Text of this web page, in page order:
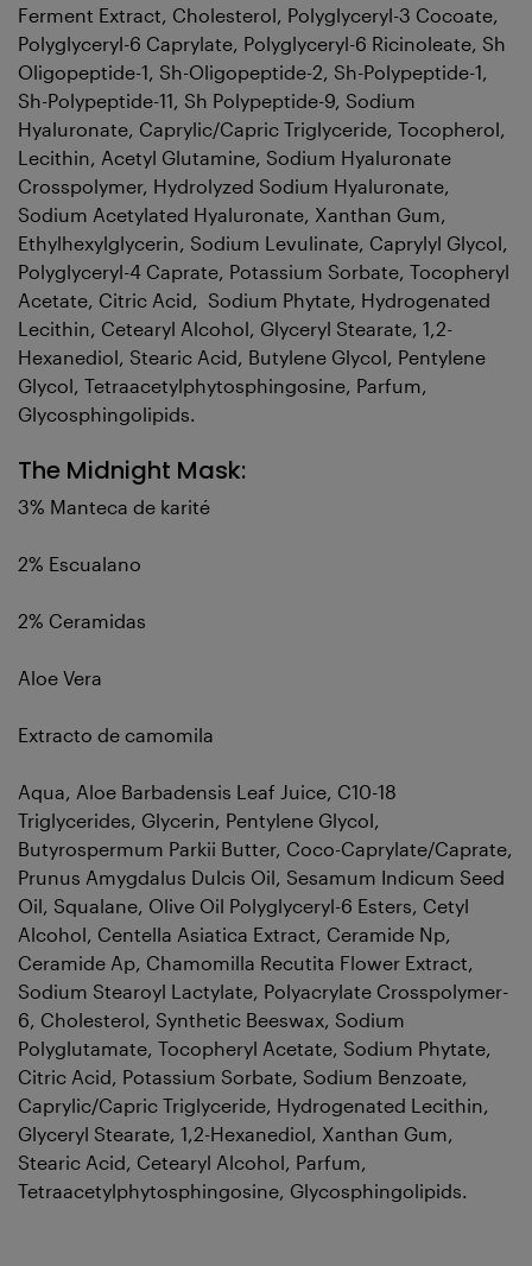
Ferment Extract, Cholesterol, Polyglyceryl-3 Cocoate,
Polyglyceryl-6 Caprylate, Polyglyceryl-6 Ricinoleate, Sh
Oligopeptide-1, Sh-Oligopeptide-2, Sh-Polypeptide-1,
Sh-Polypeptide-11, Sh Polypeptide-9, Sodium
Hyaluronate, Caprylic/Capric Triglyceride, Tocopherol,
Lecithin, Acetyl Glutamine, Sodium Hyaluronate
Crosspolymer, Hydrolyzed Sodium Hyaluronate,
Sodium Acetylated Hyaluronate, Xanthan Gum,
Ethylhexylglycerin, Sodium Levulinate, Caprylyl Glycol,
Polyglyceryl-4 Caprate, Potassium Sorbate, Tocopheryl
Acetate, Citric Acid, Sodium Phytate, Hydrogenated
Lecithin, Cetearyl Alcohol, Glyceryl Stearate, 1,2-
Hexanediol, Stearic Acid, Butylene Glycol, Pentylene
Glycol, Tetraacetylphytosphingosine, Parfum,
Glycosphingolipids.
The Midnight Mask:
3% Manteca de karité
2% Escualano
2% Ceramidas
Aloe Vera
Extracto de camomila
Aqua, Aloe Barbadensis Leaf Juice, C10-18
Triglycerides, Glycerin, Pentylene Glycol,
Butyrospermum Parkii Butter, Coco-Caprylate/Caprate,
Prunus Amygdalus Dulcis Oil, Sesamum Indicum Seed
Oil, Squalane, Olive Oil Polyglyceryl-6 Esters, Cetyl
Alcohol, Centella Asiatica Extract, Ceramide Np,
Ceramide Ap, Chamomilla Recutita Flower Extract,
Sodium Stearoyl Lactylate, Polyacrylate Crosspolymer-
6, Cholesterol, Synthetic Beeswax, Sodium
Polyglutamate, Tocopheryl Acetate, Sodium Phytate,
Citric Acid, Potassium Sorbate, Sodium Benzoate,
Caprylic/Capric Triglyceride, Hydrogenated Lecithin,
Glyceryl Stearate, 1,2-Hexanediol, Xanthan Gum,
Stearic Acid, Cetearyl Alcohol, Parfum,
Tetraacetylphytosphingosine, Glycosphingolipids.